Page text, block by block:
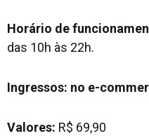
Horário de
das 10h às 22h.
Ingressos: no e-
Valores: R$ 69,90